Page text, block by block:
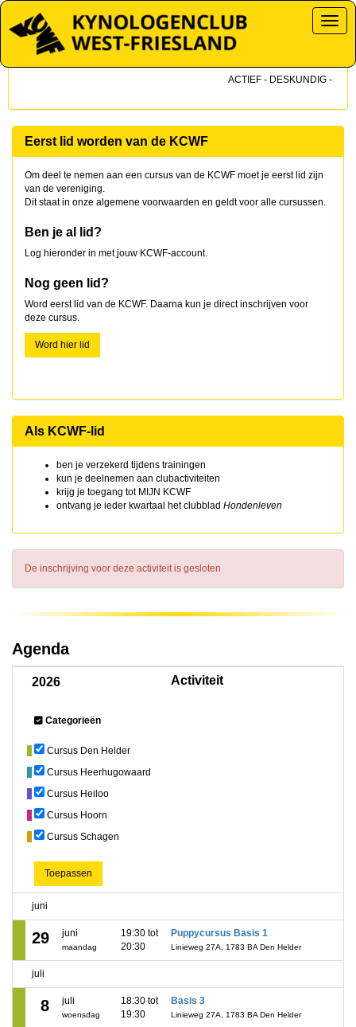
ACTIEF - DESKUNDIG -
Eerst lid worden van de KCWF
Om deel te nemen aan een cursus van de KCWF moet je eerst lid zijn
van de vereniging.
Dit staat in onze algemene voorwaarden en geldt voor alle cursussen.
Ben je al lid?
Log hieronder in met jouw KCWF-account.
Nog geen lid?
Word eerst lid van de KCWF. Daarna kun je direct inschrijven voor
deze cursus.
Word hier lid
Als KCWF-lid
ben je verzekerd tijdens trainingen
kun je deelnemen aan clubactiviteiten
krijg je toegang tot MIJN KCWF
ontvang je ieder kwartaal het clubblad Hondenleven
De inschrijving voor deze activiteit is gesloten
Agenda
2026 Activiteit
Categorieën
Cursus Den Helder
Cursus Heerhugowaard
Cursus Heiloo
Cursus Hoorn
Cursus Schagen
Toepassen
juni
29 juni
maandag
19:30 tot
20:30
Puppycursus Basis 1
Linieweg 27A, 1783 BA Den Helder
juli
8 juli
woensdag
18:30 tot
19:30
Basis 3
Linieweg 27A, 1783 BA Den Helder